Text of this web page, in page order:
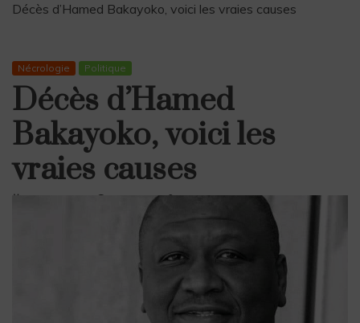
Décès d’Hamed Bakayoko, voici les vraies causes
Nécrologie Politique
Décès d’Hamed
Bakayoko, voici les
vraies causes
2 min read Voz Magazine